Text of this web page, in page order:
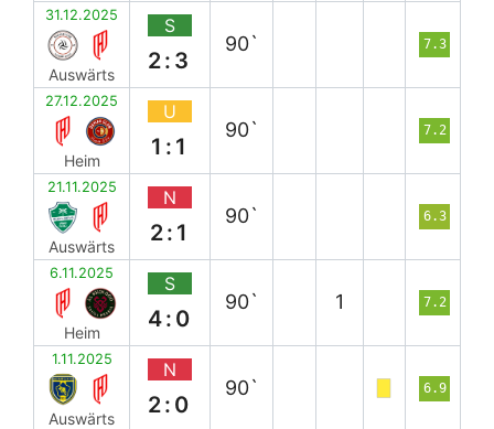
31.12.2025
Auswärts
S
2:3
90` 7.3
27.12.2025
Heim
U
1:1
90` 7.2
21.11.2025
Auswärts
N
2:1
90` 6.3
6.11.2025
Heim
S
4:0
90` 1 7.2
1.11.2025
Auswärts
N
2:0
90` 6.9